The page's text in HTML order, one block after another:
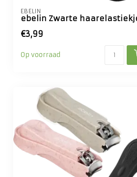
EBELIN
ebelin Zwarte
€3,99
Op voorraad